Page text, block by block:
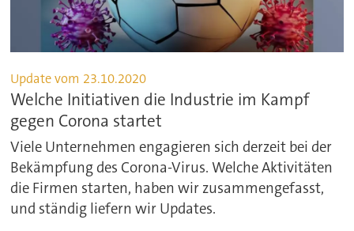
Update vom 23.10.2020
Welche Initiativen die Industrie im Kampf
gegen Corona startet
Viele Unternehmen engagieren sich derzeit bei der
Bekämpfung des Corona-Virus. Welche Aktivitäten
die Firmen starten, haben wir zusammengefasst,
und ständig liefern wir Updates.